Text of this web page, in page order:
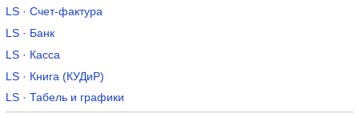
LS · Счет-фактура
LS · Банк
LS · Касса
LS · Книга (КУДиР)
LS · Табель и графики